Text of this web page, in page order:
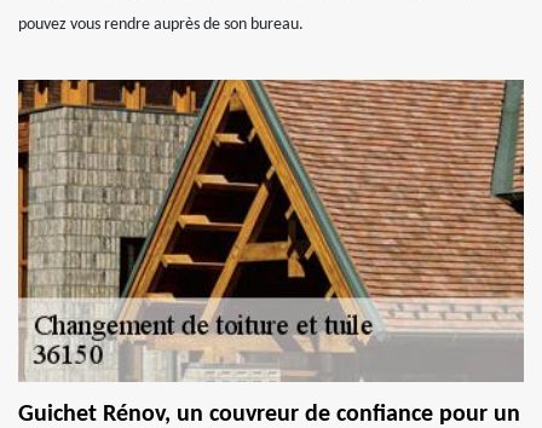
pouvez vous rendre auprès de son bureau.
Guichet Rénov, un couvreur de confiance pour un